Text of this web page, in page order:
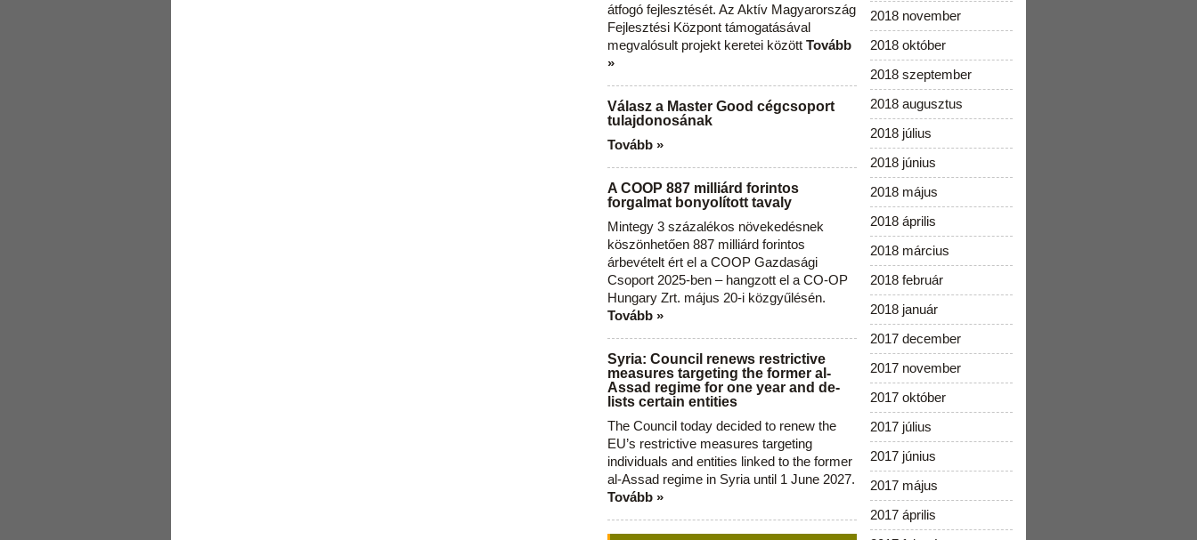
átfogó fejlesztését. Az Aktív Magyarország
Fejlesztési Központ támogatásával
megvalósult projekt keretei között Tovább
»
Válasz a Master Good cégcsoport
tulajdonosának
Tovább »
A COOP 887 milliárd forintos
forgalmat bonyolított tavaly
Mintegy 3 százalékos növekedésnek
köszönhetően 887 milliárd forintos
árbevételt ért el a COOP Gazdasági
Csoport 2025-ben – hangzott el a CO-OP
Hungary Zrt. május 20-i közgyűlésén.
Tovább »
Syria: Council renews restrictive
measures targeting the former al-
Assad regime for one year and de-
lists certain entities
The Council today decided to renew the
EU’s restrictive measures targeting
individuals and entities linked to the former
al-Assad regime in Syria until 1 June 2027.
Tovább »
2018 november
2018 október
2018 szeptember
2018 augusztus
2018 július
2018 június
2018 május
2018 április
2018 március
2018 február
2018 január
2017 december
2017 november
2017 október
2017 július
2017 június
2017 május
2017 április